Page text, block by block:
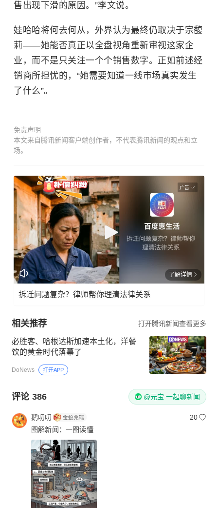
售出现下滑的原因。”李文说。
娃哈哈将何去何从，外界认为最终仍取决于宗馥
莉——她能否真正以全盘视角重新审视这家企
业，而不是只关注一个个销售数字。正如前述经
销商所担忧的，“她需要知道一线市场真实发生
了什么”。
免责声明
本文来自腾讯新闻客户端创作者，不代表腾讯新闻的观点和立
场。
广告
了解详情
拆迁问题复杂？律师帮你理清法律关系
相关推荐 打开腾讯新闻查看更多
必胜客、哈根达斯加速本土化，洋餐
饮的黄金时代落幕了
DoNews 打开APP
评论 386 @元宝 一起聊新闻
鹅叨叨
20
图解新闻：一图读懂